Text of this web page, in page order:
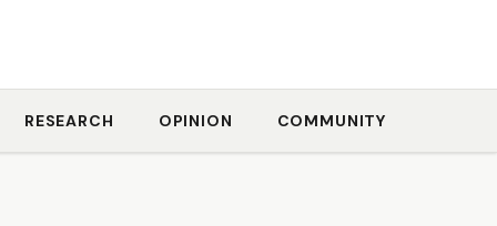
RESEARCH OPINION COMMUNITY